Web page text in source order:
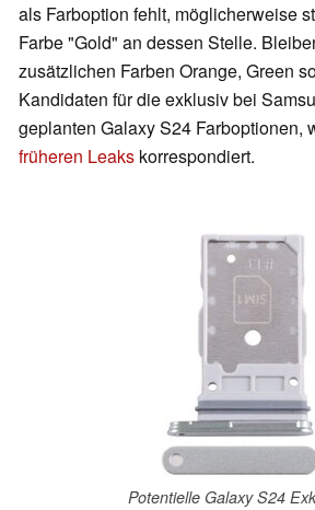
als Farboption fehlt, möglicherweise
Farbe "Gold" an dessen Stelle.
zusätzlichen Farben Orange, Green
Kandidaten für die exklusiv bei
geplanten Galaxy S24 Farboptionen,
früheren Leaks korrespondiert.
Potentielle Galaxy S24